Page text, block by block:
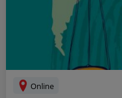
Online